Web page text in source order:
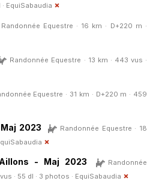
EquiSabaudia
Randonnée Equestre · 16 km · D+220 m ·
Randonnée Equestre · 13 km · 443 vus ·
Equestre · 31 km · D+220 m · 459
2023
Randonnée Equestre · 18
- Maj 2023
Randonnée
· 55 dl · 3 photos · EquiSabaudia